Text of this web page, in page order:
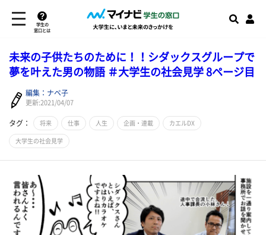
学生の
窓口とは
未来の子供たちのために！！シダックスグループで
夢を叶えた男の物語 ＃大学生の社会見学 8ページ目
編集：ナベ子
更新:2021/04/07
タグ： 将来 仕事 人生 企画・連載 カエルDX
大学生の社会見学